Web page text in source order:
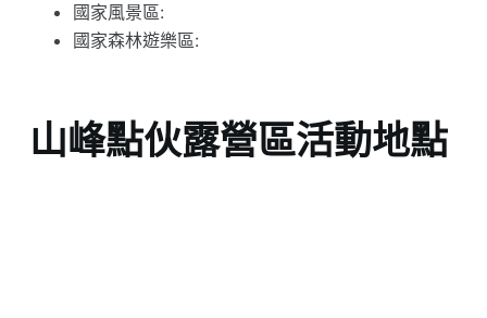
國家風景區:
國家森林遊樂區:
山峰點伙露營區活動地點